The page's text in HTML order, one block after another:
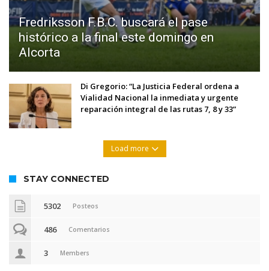
Fredriksson F.B.C. buscará el pase
histórico a la final este domingo en
Alcorta
Di Gregorio: “La Justicia Federal ordena a
Vialidad Nacional la inmediata y urgente
reparación integral de las rutas 7, 8 y 33”
Load more
STAY CONNECTED
5302 Posteos
486 Comentarios
3 Members